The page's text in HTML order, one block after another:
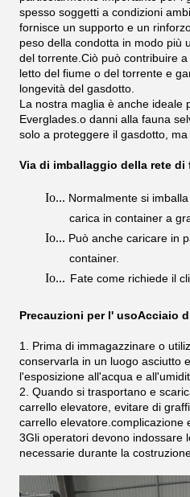
spesso soggetti a condizioni
fornisce un supporto e un
peso della condotta in modo più
del torrente.Ciò può contribuire
letto del fiume o del torrente e
longevità del gasdotto.
La nostra maglia è anche ideale
Everglades.o danni alla fauna
solo a proteggere il gasdotto,
Via di imballaggio della rete
Io... Normalmente si
carica in container a
Io... Può anche caricare in
container.
Io... Fate come richiede il
Precauzioni per l' usoAcciaio
1. Prima di immagazzinare o
conservarla in un luogo asciutto
l'esposizione all'acqua e
2. Quando si trasportano e
carrello elevatore, evitare di
carrello elevatore.complicazione
3Gli operatori devono indossare
necessarie durante la